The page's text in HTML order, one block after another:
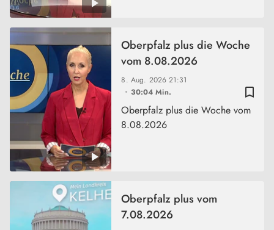
bookmark_border
8. Aug. 202621:31
30:04 Min.
Oberpfalz plus die Woche
vom 8.08.2026
Oberpfalz plus die Woche vom
8.08.2026
Oberpfalz plus vom
7.08.2026